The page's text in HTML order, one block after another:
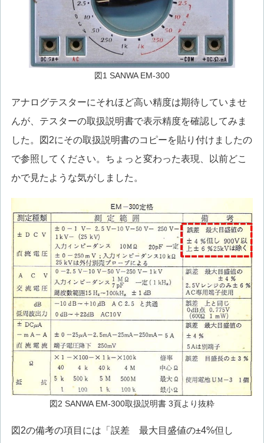
図1 SANWA EM-300
アナログテスターにそれほど高い精度は期待していませ
んが、テスターの取扱説明書で表示精度を確認してみま
した。図2にその取扱説明書のコピーを貼り付けましたの
で参照してください。ちょっと変わった表現、以前どこ
かで見たような気がしました。
図2 SANWA EM-300取扱説明書 3頁より抜粋
図2の備考の項目には「誤差 最大目盛値の±4%但し